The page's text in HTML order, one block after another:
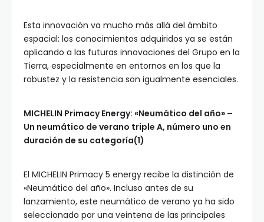
Esta innovación va mucho más allá del ámbito
espacial: los conocimientos adquiridos ya se están
aplicando a las futuras innovaciones del Grupo en la
Tierra, especialmente en entornos en los que la
robustez y la resistencia son igualmente esenciales.
MICHELIN Primacy Energy: «Neumático del año» –
Un neumático de verano triple A, número uno en
duración de su categoría(1)
El MICHELIN Primacy 5 energy recibe la distinción de
«Neumático del año». Incluso antes de su
lanzamiento, este neumático de verano ya ha sido
seleccionado por una veintena de las principales